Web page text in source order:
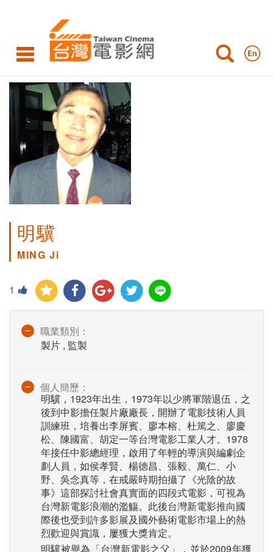
明驥
MING Ji
1
職業類別：
製片 , 監製
個人簡歷：
明驥，1923年出生，1973年以少將軍階退伍，之
後到中影擔任製片廠廠長，開辦了電影技術人員
訓練班，培養出李屏賓、廖本榕、杜篤之、廖慶
松、陳國富、胡定一等台灣電影工業人才。1978
年接任中影總經理，啟用了年輕的導演與編劇企
劃人員，如侯孝賢、楊德昌、張毅、萬仁、小
野、吳念真等，在戒嚴時期拍攝了《光陰的故
事》這部探討社會真實面的四段式電影，可視為
台灣新電影浪潮的濫觴。此後台灣新電影推向國
際後也受到許多影展及國外藝術電影市場上的熱
烈歡迎與賞識，屢獲大獎肯定。
明驥被譽為「台灣新電影之父」，並於2009年獲